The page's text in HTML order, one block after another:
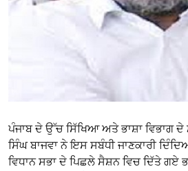
ਪੰਜਾਬ ਦੇ ਉੱਚ ਸਿੱਖਿਆ ਅਤੇ ਭਾਸ਼ਾ ਵਿਭਾਗ ਦੇ
ਸਿੰਘ ਬਾਜਵਾ ਨੇ ਇਸ ਸਬੰਧੀ ਜਾਣਕਾਰੀ
ਵਿਧਾਨ ਸਭਾ ਦੇ ਪਿਛਲੇ ਸੈਸ਼ਨ ਵਿਚ ਦਿੱਤੇ ਗਏ